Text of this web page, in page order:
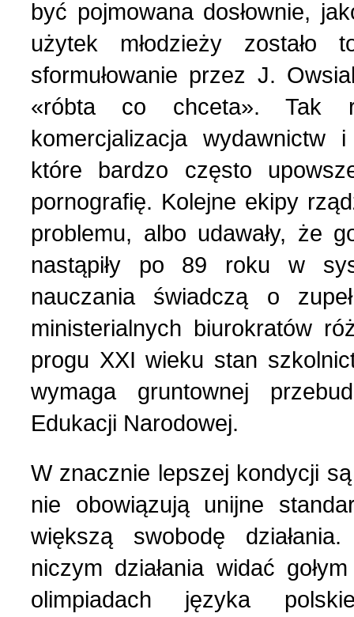
być pojmowana dosłownie,
użytek młodzieży
sformułowanie przez J.
«róbta co chceta». Tak
komercjalizacja wydawnictw
które bardzo często
pornografię. Kolejne ekipy
problemu, albo udawały, że
nastąpiły po 89 roku w
nauczania świadczą o
ministerialnych biurokratów
progu XXI wieku stan
wymaga gruntownej
Edukacji Narodowej.
W znacznie lepszej kondycji
nie obowiązują unijne
większą swobodę
niczym działania widać
olimpiadach języka